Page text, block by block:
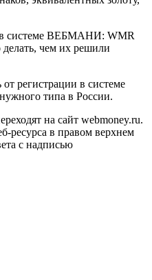
системе ВЕБМАНИ: WMR
чем их решили
регистрации в системе
типа в России.
на сайт webmoney.ru.
ресурса в правом верхнем
с надписью